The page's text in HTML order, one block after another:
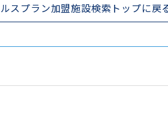
スプラン加盟施設検索トップに戻